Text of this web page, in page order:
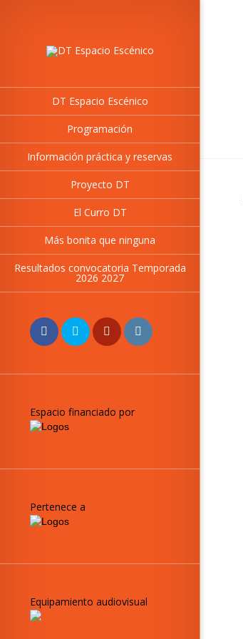
DT Espacio Escénico
Programación
Información práctica y reservas
Proyecto DT
El Curro DT
Más bonita que ninguna
Resultados convocatoria Temporada
2026 2027
Espacio financiado por
Pertenece a
Equipamiento audiovisual